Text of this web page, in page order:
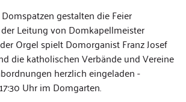
gestalten die Feier
Leitung von Domkapellmeister
Orgel spielt Domorganist Franz Josef
die katholischen Verbände und Vereine
herzlich eingeladen -
Uhr im Domgarten.